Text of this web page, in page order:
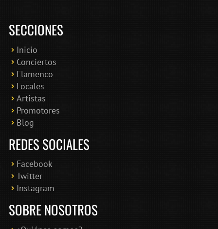
SECCIONES
Inicio
Conciertos
Flamenco
Locales
Artistas
Promotores
Blog
REDES SOCIALES
Facebook
Twitter
Instagram
SOBRE NOSOTROS